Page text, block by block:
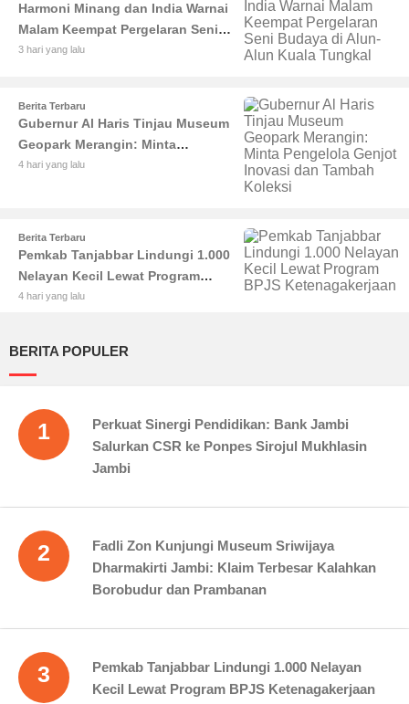
Harmoni Minang dan India Warnai
Malam Keempat Pergelaran Seni
Budaya di Alun-Alun Kuala
3 hari yang lalu
Berita Terbaru
Gubernur Al Haris Tinjau Museum
Geopark Merangin: Minta
Pengelola Genjot Inovasi dan
4 hari yang lalu
Berita Terbaru
Pemkab Tanjabbar Lindungi 1.000
Nelayan Kecil Lewat Program
BPJS Ketenagakerjaan
4 hari yang lalu
BERITA POPULER
1
Perkuat Sinergi Pendidikan: Bank Jambi
Salurkan CSR ke Ponpes Sirojul Mukhlasin
Jambi
2
Fadli Zon Kunjungi Museum Sriwijaya
Dharmakirti Jambi: Klaim Terbesar Kalahkan
Borobudur dan Prambanan
3
Pemkab Tanjabbar Lindungi 1.000 Nelayan
Kecil Lewat Program BPJS Ketenagakerjaan